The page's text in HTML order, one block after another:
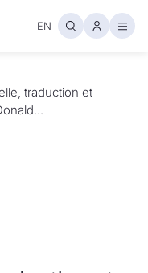
EN
traduction et